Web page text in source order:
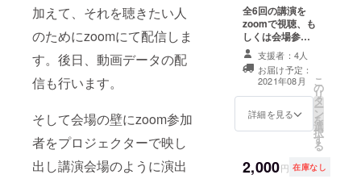
加えて、それを聴きたい人
のためにzoomにて配信しま
す。後日、動画データの配
信も行います。
そして会場の壁にzoom参加
者をプロジェクターで映し
出し講演会場のように演出
全6回の講演を
zoomで視聴、も
しくは会場参加
※zoom情報は講
演会が近づいて
からお知らせし
ます。
支援者：4人
お届け予定：
2021年08月
詳細を見る
こ
の
リ
タ
ー
ン
を
選
択
す
る
2,000円 在庫なし